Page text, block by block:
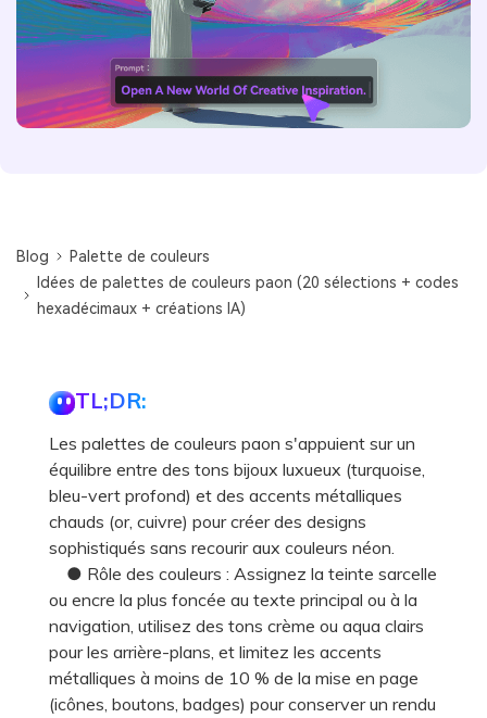
Blog
Palette de couleurs
Idées de palettes de couleurs paon (20 sélections + codes
hexadécimaux + créations IA)
TL;DR:
Les palettes de couleurs paon s'appuient sur un
équilibre entre des tons bijoux luxueux (turquoise,
bleu-vert profond) et des accents métalliques
chauds (or, cuivre) pour créer des designs
sophistiqués sans recourir aux couleurs néon.
● Rôle des couleurs : Assignez la teinte sarcelle
ou encre la plus foncée au texte principal ou à la
navigation, utilisez des tons crème ou aqua clairs
pour les arrière-plans, et limitez les accents
métalliques à moins de 10 % de la mise en page
(icônes, boutons, badges) pour conserver un rendu